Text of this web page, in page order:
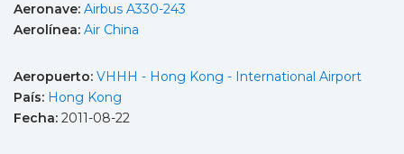
Aeronave: Airbus A330-243
Aerolínea: Air China
Aeropuerto: VHHH - Hong Kong - International Airport
País: Hong Kong
Fecha: 2011-08-22